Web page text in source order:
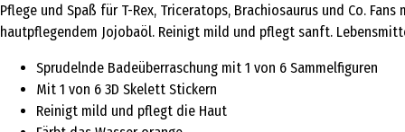
Pflege und Spaß für T-Rex, Triceratops, Brachiosaurus und Co.
hautpflegendem Jojobaöl. Reinigt mild und pflegt sanft.
Sprudelnde Badeüberraschung mit 1 von 6 Sammelfiguren
Mit 1 von 6 3D Skelett Stickern
Reinigt mild und pflegt die Haut